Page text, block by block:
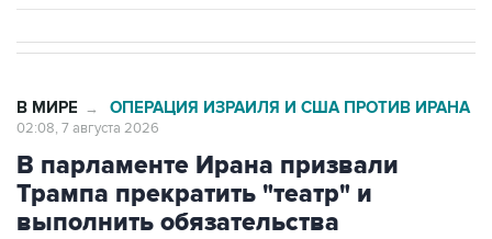
В МИРЕ → ОПЕРАЦИЯ ИЗРАИЛЯ И США ПРОТИВ ИРАНА
02:08, 7 августа 2026
В парламенте Ирана призвали
Трампа прекратить "театр" и
выполнить обязательства